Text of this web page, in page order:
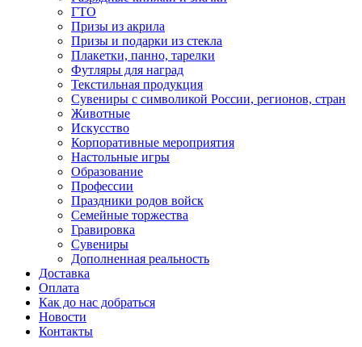
ГТО
Призы из акрила
Призы и подарки из стекла
Плакетки, панно, тарелки
Футляры для наград
Текстильная продукция
Сувениры с символикой России, регионов, стран
Животные
Искусство
Корпоративные мероприятия
Настольные игры
Образование
Профессии
Праздники родов войск
Семейные торжества
Гравировка
Сувениры
Дополненная реальность
Доставка
Оплата
Как до нас добраться
Новости
Контакты